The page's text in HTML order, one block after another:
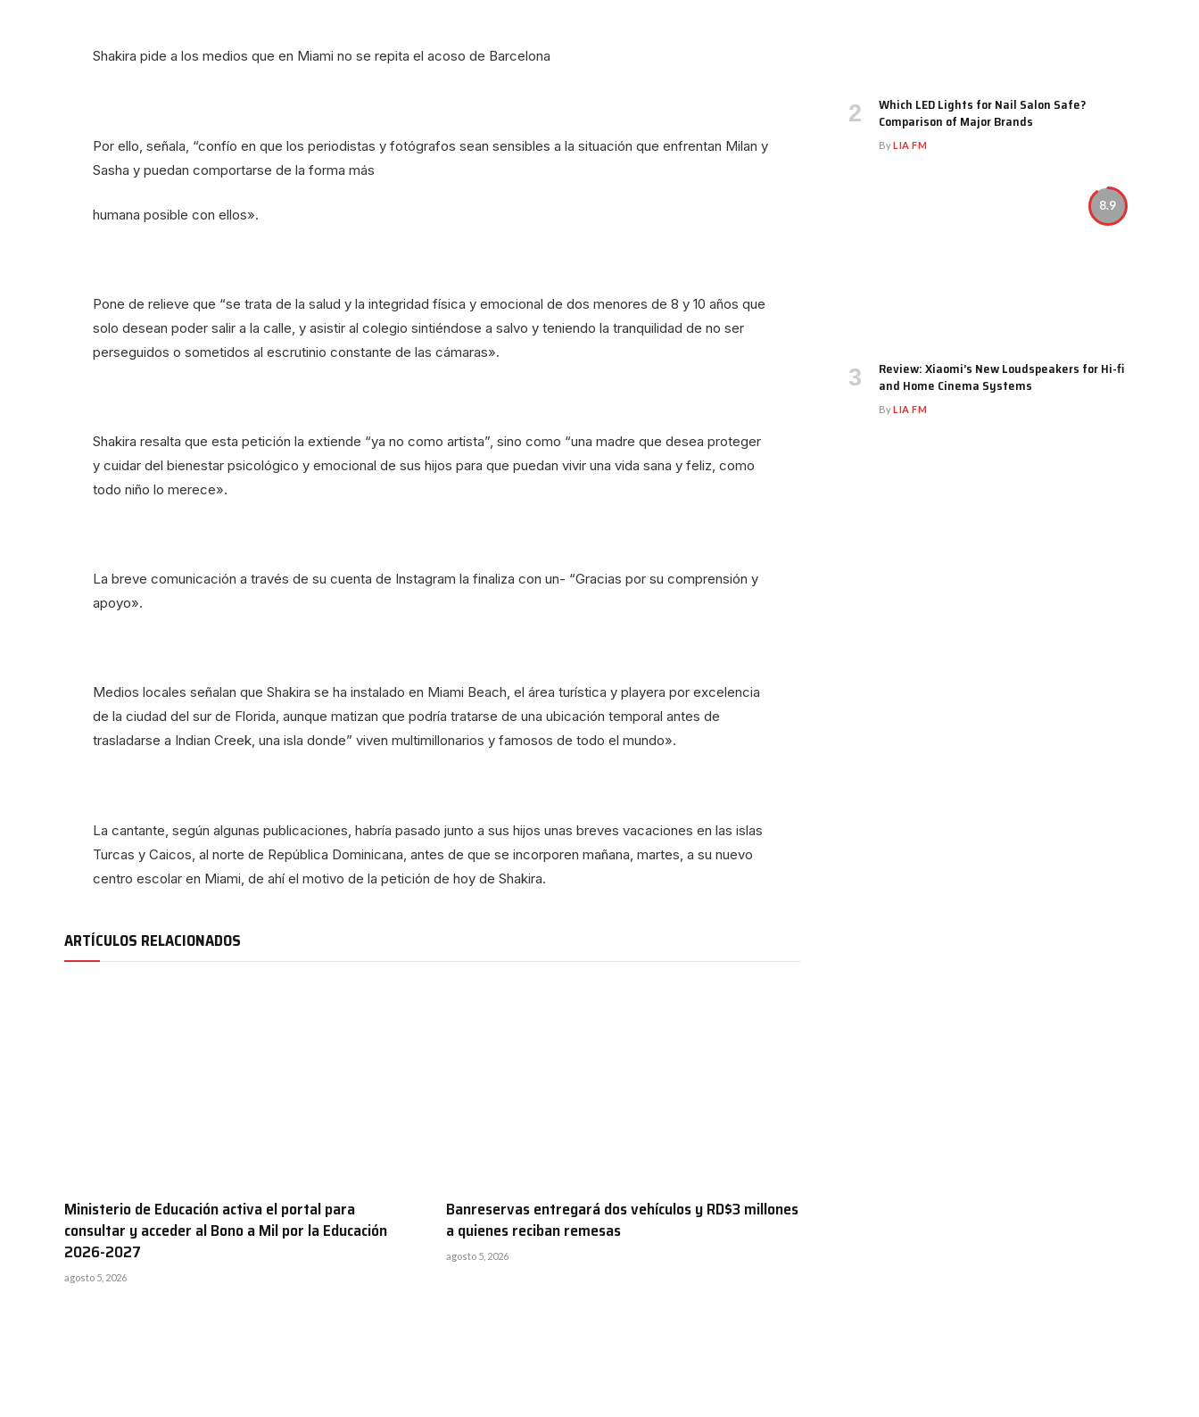
Shakira pide a los medios que en Miami no se repita el acoso de Barcelona
Por ello, señala, “confío en que los periodistas y fotógrafos sean sensibles a la situación que enfrentan Milan y
Sasha y puedan comportarse de la forma más
humana posible con ellos».
Pone de relieve que “se trata de la salud y la integridad física y emocional de dos menores de 8 y 10 años que
solo desean poder salir a la calle, y asistir al colegio sintiéndose a salvo y teniendo la tranquilidad de no ser
perseguidos o sometidos al escrutinio constante de las cámaras».
Shakira resalta que esta petición la extiende “ya no como artista”, sino como “una madre que desea proteger
y cuidar del bienestar psicológico y emocional de sus hijos para que puedan vivir una vida sana y feliz, como
todo niño lo merece».
La breve comunicación a través de su cuenta de Instagram la finaliza con un- “Gracias por su comprensión y
apoyo».
Medios locales señalan que Shakira se ha instalado en Miami Beach, el área turística y playera por excelencia
de la ciudad del sur de Florida, aunque matizan que podría tratarse de una ubicación temporal antes de
trasladarse a Indian Creek, una isla donde” viven multimillonarios y famosos de todo el mundo».
La cantante, según algunas publicaciones, habría pasado junto a sus hijos unas breves vacaciones en las islas
Turcas y Caicos, al norte de República Dominicana, antes de que se incorporen mañana, martes, a su nuevo
centro escolar en Miami, de ahí el motivo de la petición de hoy de Shakira.
ARTÍCULOS RELACIONADOS
Ministerio de Educación activa el portal para
consultar y acceder al Bono a Mil por la Educación
2026-2027
agosto 5, 2026
Banreservas entregará dos vehículos y RD$3 millones
a quienes reciban remesas
agosto 5, 2026
Which LED Lights for Nail Salon Safe?
Comparison of Major Brands
ByLIA FM
8.9
Review: Xiaomi’s New Loudspeakers for Hi-fi
and Home Cinema Systems
ByLIA FM